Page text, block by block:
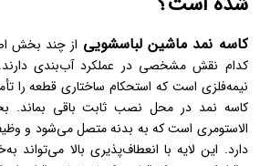
کاسه نمد ماشین لباسشویی از چند بخش
کدام نقش مشخصی در عملکرد آب‌بندی
نیمه‌فلزی است که استحکام ساختاری قطعه را
کاسه نمد در محل نصب ثابت باقی بماند.
الاستومری است که به بدنه متصل می‌شود و
دارد. این لایه با انعطاف‌پذیری بالا